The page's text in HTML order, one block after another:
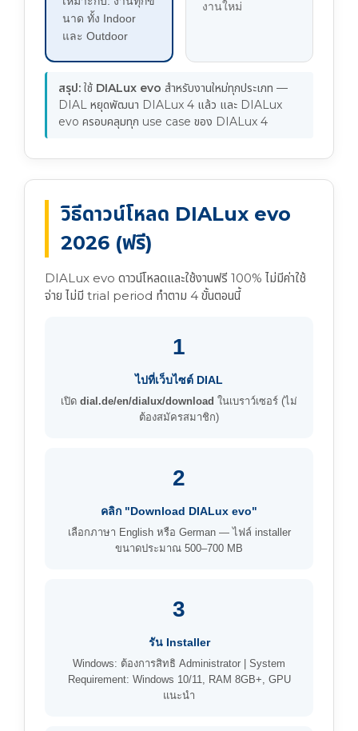
นาด ทั้ง Indoor
และ Outdoor
งานใหม่
สรุป: ใช้ DIALux evo สำหรับงานใหม่ทุกประเภท —
DIAL หยุดพัฒนา DIALux 4 แล้ว และ DIALux
evo ครอบคลุมทุก use case ของ DIALux 4
วิธีดาวน์โหลด DIALux evo
2026 (ฟรี)
DIALux evo ดาวน์โหลดและใช้งานฟรี 100% ไม่มีค่าใช้
จ่าย ไม่มี trial period ทำตาม 4 ขั้นตอนนี้
1
ไปที่เว็บไซต์ DIAL
เปิด dial.de/en/dialux/download ในเบราว์เซอร์ (ไม่
ต้องสมัครสมาชิก)
2
คลิก "Download DIALux evo"
เลือกภาษา English หรือ German — ไฟล์ installer
ขนาดประมาณ 500–700 MB
3
รัน Installer
Windows: ต้องการสิทธิ Administrator | System
Requirement: Windows 10/11, RAM 8GB+, GPU
แนะนำ